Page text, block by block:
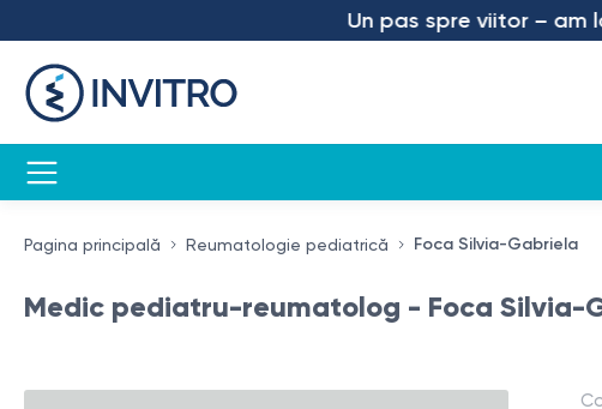
Un pas spre viitor – am
Pagina principală Reumatologie pediatrică Foca Silvia-Gabriela
Medic pediatru-reumatolog - Foca Silvia-